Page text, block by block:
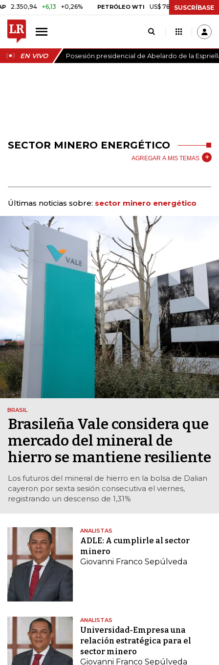
+6,13 +0,26% PETRÓLEO WTI US$ 78,01 US$ 2,92 +3,89%
SUSCRÍBASE
EN VIVO Posesión presidencial de Abelardo de la
SECTOR MINERO ENERGÉTICO
AGREGAR A MIS TEMAS
Últimas noticias sobre: sector minero energético
BRASIL
Brasileña Vale considera que
mercado del mineral de
hierro se mantiene resiliente
Los futuros del mineral de hierro en la bolsa de Dalian
cayeron por sexta sesión consecutiva el viernes,
registrando un descenso de 1,31%
ANALISTAS
ADLE: A cumplirle al sector
minero
Giovanni Franco Sepúlveda
ANALISTAS
Universidad-Empresa una
relación estratégica para el
sector minero
Giovanni Franco Sepúlveda